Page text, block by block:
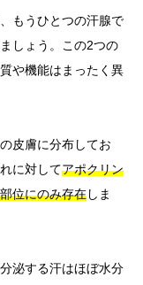
もうひとつの汗腺で
しょう。この2つの
や機能はまったく異
皮膚に分布してお
に対してアポクリン
位にのみ存在しま
泌する汗はほぼ水分